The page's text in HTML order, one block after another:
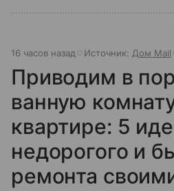
16 часов назад Источник: Дом Mail
Приводим в
ванную
квартире: 5
недорогого и
ремонта